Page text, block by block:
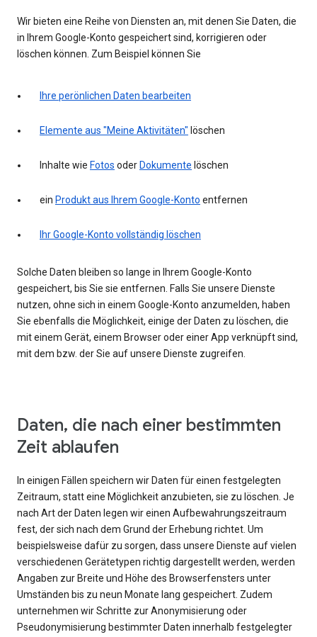
Wir bieten eine Reihe von Diensten an, mit denen Sie Daten, die
in Ihrem Google-Konto gespeichert sind, korrigieren oder
löschen können. Zum Beispiel können Sie
Ihre perönlichen Daten bearbeiten
Elemente aus "Meine Aktivitäten" löschen
Inhalte wie Fotos oder Dokumente löschen
ein Produkt aus Ihrem Google-Konto entfernen
Ihr Google-Konto vollständig löschen
Solche Daten bleiben so lange in Ihrem Google-Konto
gespeichert, bis Sie sie entfernen. Falls Sie unsere Dienste
nutzen, ohne sich in einem Google-Konto anzumelden, haben
Sie ebenfalls die Möglichkeit, einige der Daten zu löschen, die
mit einem Gerät, einem Browser oder einer App verknüpft sind,
mit dem bzw. der Sie auf unsere Dienste zugreifen.
Daten, die nach einer bestimmten
Zeit ablaufen
In einigen Fällen speichern wir Daten für einen festgelegten
Zeitraum, statt eine Möglichkeit anzubieten, sie zu löschen. Je
nach Art der Daten legen wir einen Aufbewahrungszeitraum
fest, der sich nach dem Grund der Erhebung richtet. Um
beispielsweise dafür zu sorgen, dass unsere Dienste auf vielen
verschiedenen Gerätetypen richtig dargestellt werden, werden
Angaben zur Breite und Höhe des Browserfensters unter
Umständen bis zu neun Monate lang gespeichert. Zudem
unternehmen wir Schritte zur Anonymisierung oder
Pseudonymisierung bestimmter Daten innerhalb festgelegter